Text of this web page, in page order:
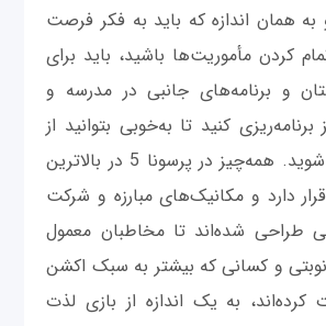
به همان اندازه که باید به فکر فرصت
کردن مأموریت‌ها باشید، باید برای
و برنامه‌های جانبی در مدرسه و
کنید تا به‌خوبی بتوانید از
همه‌چیز بهره‌مند شوید. همه‌چیز در پرسونا 5 در بالاترین
دارد و مکانیک‌های مبارزه و شرکت
طراحی شده‌اند تا مخاطبان معمول
و کسانی که بیشتر به سبک اکشن
کرده‌اند، به یک اندازه از بازی لذت